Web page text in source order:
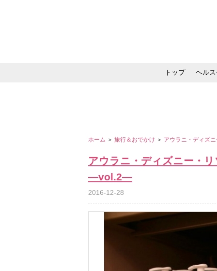
トップ ヘル
ホーム ＞ 旅行＆おでかけ ＞ アウラニ・ディズ
アウラニ・ディズニー・
―vol.2―
2016-12-28